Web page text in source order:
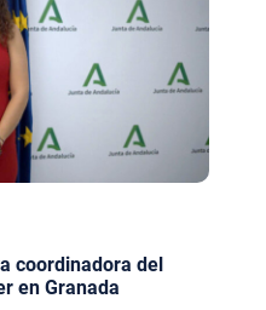
coordinadora del
en Granada